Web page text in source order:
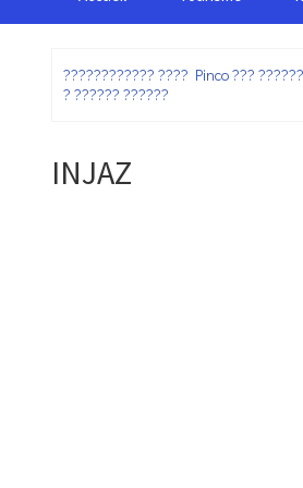
???????????? ???? Pinco ???
? ?????? ??????
INJAZ